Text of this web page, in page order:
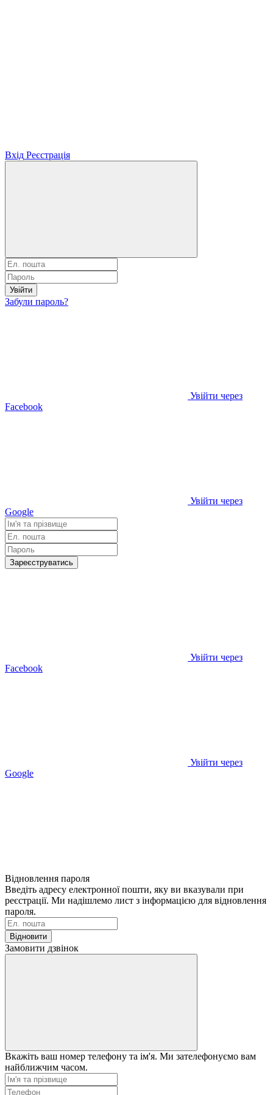
Вхід Реєстрація
Увійти
Забули пароль?
Увійти через
Facebook
Увійти через
Google
Зареєструватись
Увійти через
Facebook
Увійти через
Google
Відновлення пароля
Введіть адресу електронної пошти, яку ви вказували при
реєстрації. Ми надішлемо лист з інформацією для відновлення
пароля.
Відновити
Замовити дзвінок
Вкажіть ваш номер телефону та ім'я. Ми зателефонуємо вам
найближчим часом.